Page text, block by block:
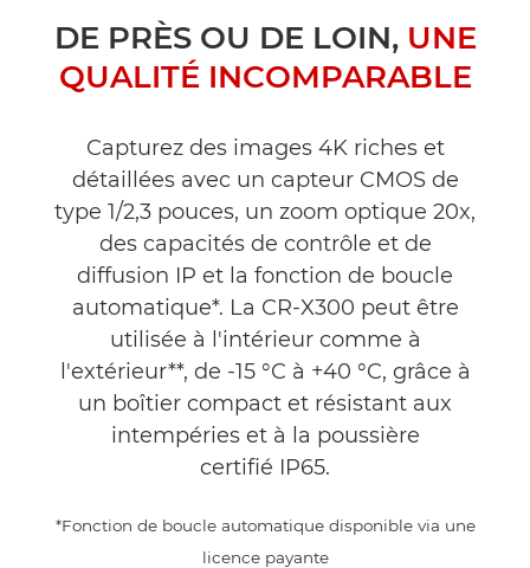
Présentation
Caractéristiques
Assistance
DE PRÈS OU DE LOIN, UNE
QUALITÉ INCOMPARABLE
Capturez des images 4K riches et
détaillées avec un capteur CMOS de
type 1/2,3 pouces, un zoom optique 20x,
des capacités de contrôle et de
diffusion IP et la fonction de boucle
automatique*. La CR-X300 peut être
utilisée à l'intérieur comme à
l'extérieur**, de -15 °C à +40 °C, grâce à
un boîtier compact et résistant aux
intempéries et à la poussière
certifié IP65.
*Fonction de boucle automatique disponible via une
licence payante